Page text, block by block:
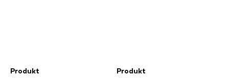
Produkt
Produkt